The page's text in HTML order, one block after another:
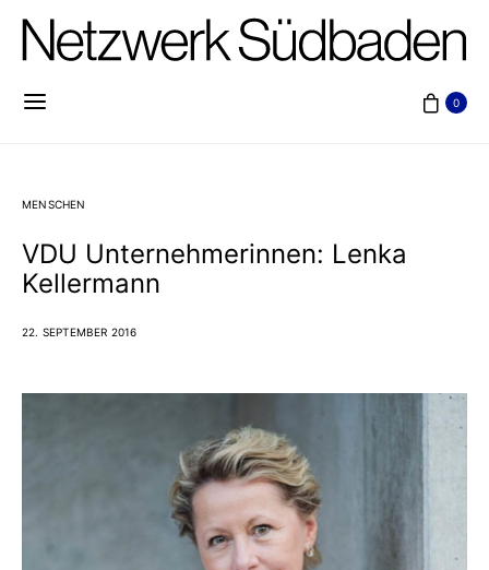
0
MENSCHEN
VDU Unternehmerinnen: Lenka
Kellermann
22. SEPTEMBER 2016